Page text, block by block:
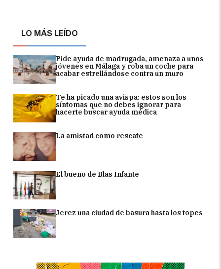
LO MÁS LEÍDO
Pide ayuda de madrugada, amenaza a unos
jóvenes en Málaga y roba un coche para
acabar estrellándose contra un muro
Te ha picado una avispa: estos son los
síntomas que no debes ignorar para
hacerte buscar ayuda médica
La amistad como rescate
El bueno de Blas Infante
Jerez una ciudad de basura hasta los topes